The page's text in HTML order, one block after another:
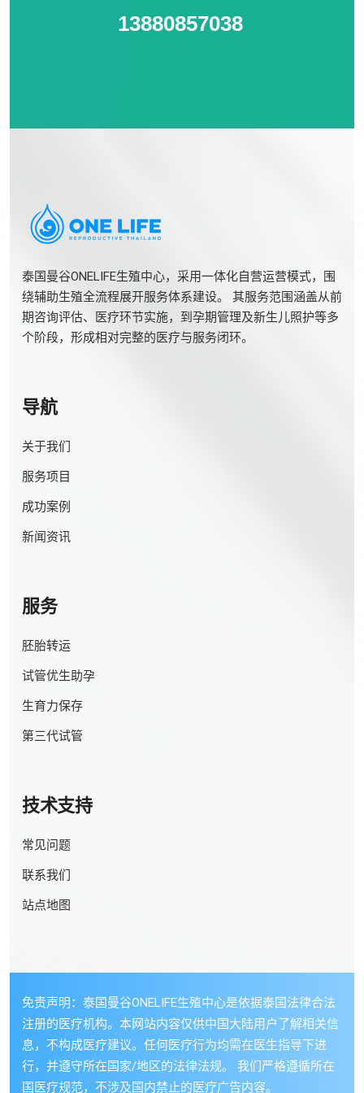
13880857038
泰国曼谷ONELIFE生殖中心，采用一体化自营运营模式，围
绕辅助生殖全流程展开服务体系建设。 其服务范围涵盖从前
期咨询评估、医疗环节实施，到孕期管理及新生儿照护等多
个阶段，形成相对完整的医疗与服务闭环。
导航
关于我们
服务项目
成功案例
新闻资讯
服务
胚胎转运
试管优生助孕
生育力保存
第三代试管
技术支持
常见问题
联系我们
站点地图
免责声明：泰国曼谷ONELIFE生殖中心是依据泰国法律合法
注册的医疗机构。本网站内容仅供中国大陆用户了解相关信
息，不构成医疗建议。任何医疗行为均需在医生指导下进
行，并遵守所在国家/地区的法律法规。 我们严格遵循所在
国医疗规范，不涉及国内禁止的医疗广告内容。